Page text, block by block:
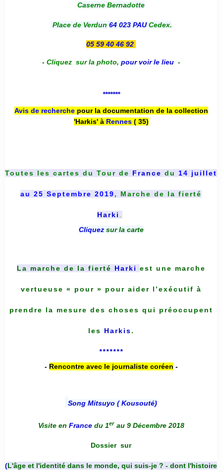
Caserne Bernadotte
Place de Verdun 64 023 PAUCedex.
05 59 40 46 92
- Cliquez sur la photo, pour voir le lieu -
*******
Avis de recherche pour la documentation de la collection
'Harkis' à Rennes( 35)
Toutes les cartes du Tour de France du 14 juillet
au 25 Septembre 2019, Marche de la fierté
Harki .
Cliquez sur la carte
La marche de la fierté Harki est une marche
vertueuse « pour » pour aider l’exécutif à
prendre la mesure des choses qui préoccupent
les Harkis.
*******
- Rencontre avec le journaliste coréen -
Song Mitsuyo ( Kousouté)
Visite en France du 1er au 9 Décembre 2018
Dossier sur
(L'âge et l'identité dans le monde, qui suis-je ? - dont l'histoire